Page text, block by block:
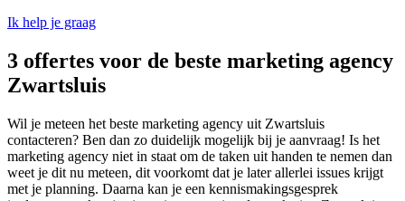
Ik help je graag
3 offertes voor de beste marketing agency
Zwartsluis
Wil je meteen het beste marketing agency uit Zwartsluis
contacteren? Ben dan zo duidelijk mogelijk bij je aanvraag! Is het
marketing agency niet in staat om de taken uit handen te nemen dan
weet je dit nu meteen, dit voorkomt dat je later allerlei issues krijgt
met je planning. Daarna kan je een kennismakingsgesprek